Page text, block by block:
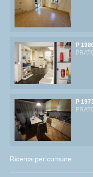
P
P
Ricerca per comune